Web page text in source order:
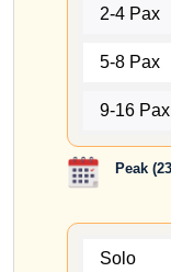
2-4 Pax
5-8 Pax
9-16 Pax
Peak
Solo